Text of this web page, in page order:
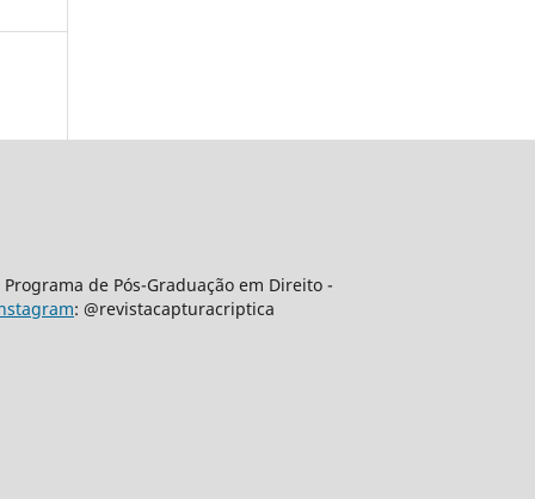
de Pós-Graduação em Direito -
: @revistacapturacriptica